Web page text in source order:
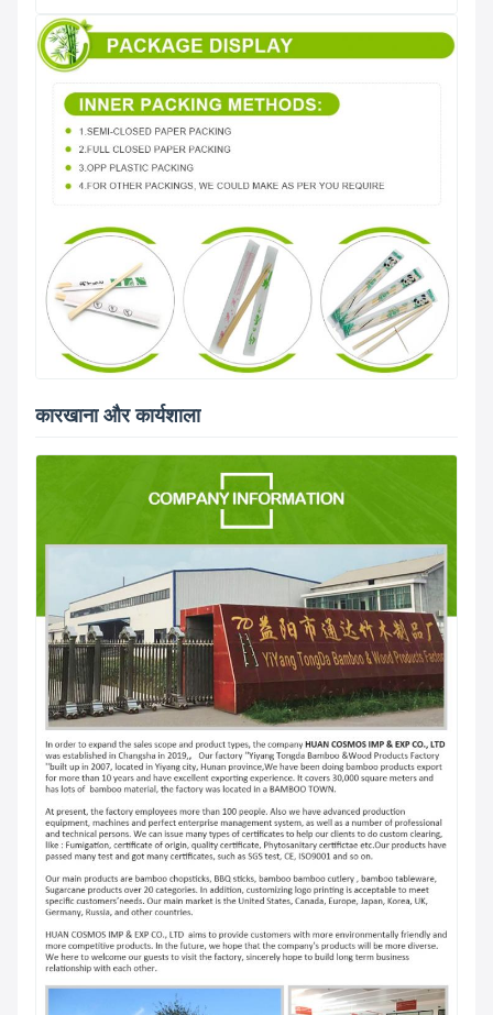
कारखाना और कार्यशाला